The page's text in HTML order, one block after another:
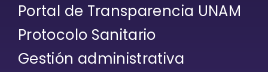
Portal de Transparencia UNAM
Protocolo Sanitario
Gestión administrativa